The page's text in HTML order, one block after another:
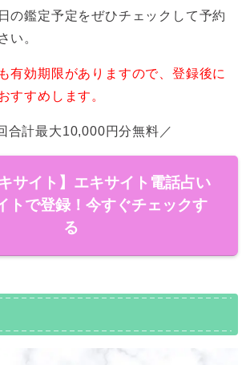
の鑑定予定をぜひチェックして予約
い。
有効期限がありますので、登録後に
すすめします。
合計最大10,000円分無料／
サイト】エキサイト電話占い
トで登録！今すぐチェックす
る